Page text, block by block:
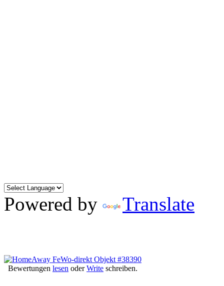
Powered by Translate
Bewertungen lesen oderWrite schreiben.